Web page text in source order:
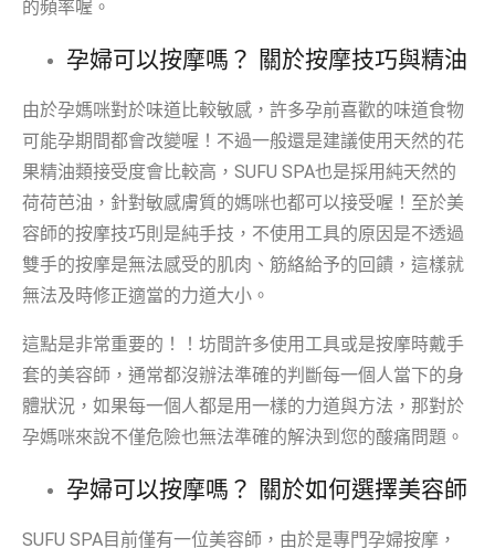
的頻率喔。
孕婦可以按摩嗎？ 關於按摩技巧與精油
由於孕媽咪對於味道比較敏感，許多孕前喜歡的味道食物
可能孕期間都會改變喔！不過一般還是建議使用天然的花
果精油類接受度會比較高，SUFU SPA也是採用純天然的
荷荷芭油，針對敏感膚質的媽咪也都可以接受喔！至於美
容師的按摩技巧則是純手技，不使用工具的原因是不透過
雙手的按摩是無法感受的肌肉、筋絡給予的回饋，這樣就
無法及時修正適當的力道大小。
這點是非常重要的！！坊間許多使用工具或是按摩時戴手
套的美容師，通常都沒辦法準確的判斷每一個人當下的身
體狀況，如果每一個人都是用一樣的力道與方法，那對於
孕媽咪來說不僅危險也無法準確的解決到您的酸痛問題。
孕婦可以按摩嗎？ 關於如何選擇美容師
SUFU SPA目前僅有一位美容師，由於是專門孕婦按摩，